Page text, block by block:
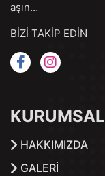
aşın…
BİZİ TAKİP EDİN
KURUMSAL
HAKKIMIZDA
GALERİ